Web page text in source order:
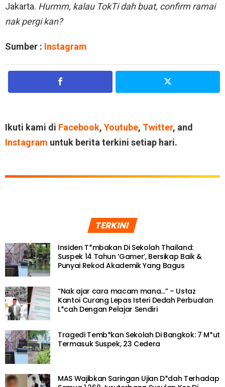
Jakarta. Hurmm, kalau TokTi dah buat, confirm ramai
nak pergi kan?
Sumber : Instagram
Ikuti kami di Facebook, Youtube, Twitter, and
Instagram untuk berita terkini setiap hari.
TERKINI
Insiden T*mbakan Di Sekolah Thailand:
Suspek 14 Tahun ‘Gamer’, Bersikap Baik &
Punyai Rekod Akademik Yang Bagus
“Nak ajar cara macam mana…” – Ustaz
Kantoi Curang Lepas Isteri Dedah Perbualan
L*cah Dengan Pelajar Sendiri
Tragedi Temb*kan Sekolah Di Bangkok: 7 M*ut
Termasuk Suspek, 23 Cedera
MAS Wajibkan Saringan Ujian D*dah Terhadap